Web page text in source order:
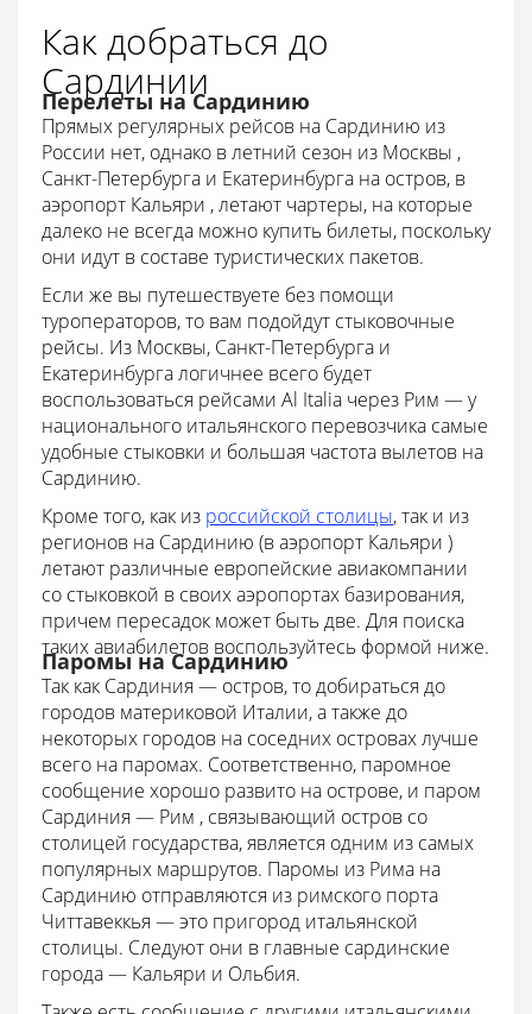
Как добраться до
Сардинии
Перелеты на Сардинию
Прямых регулярных рейсов на Сардинию из
России нет, однако в летний сезон из Москвы ,
Санкт-Петербурга и Екатеринбурга на остров, в
аэропорт Кальяри , летают чартеры, на которые
далеко не всегда можно купить билеты, поскольку
они идут в составе туристических пакетов.
Если же вы путешествуете без помощи
туроператоров, то вам подойдут стыковочные
рейсы. Из Москвы, Санкт-Петербурга и
Екатеринбурга логичнее всего будет
воспользоваться рейсами Al Italia через Рим — у
национального итальянского перевозчика самые
удобные стыковки и большая частота вылетов на
Сардинию.
Кроме того, как из российской столицы, так и из
регионов на Сардинию (ваэропорт Кальяри )
летают различные европейские авиакомпании
со стыковкой в своих аэропортах базирования,
причем пересадок может быть две. Для поиска
таких авиабилетов воспользуйтесь формой ниже.
Паромы на Сардинию
Так как Сардиния — остров, то добираться до
городов материковой Италии, а также до
некоторых городов на соседних островах лучше
всего на паромах. Соответственно, паромное
сообщение хорошо развито на острове, и паром
Сардиния — Рим , связывающий остров со
столицей государства, является одним из самых
популярных маршрутов. Паромы из Рима на
Сардинию отправляются из римского порта
Читтавеккья — это пригород итальянской
столицы. Следуют они в главные сардинские
города — Кальяри и Ольбия.